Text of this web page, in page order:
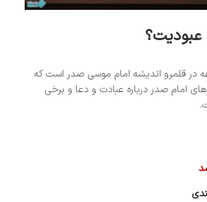
عبودیت؟
در قلمرو اندیشه امام موسی صدر است که
امام صدر درباره عبادت و دعا و برخی